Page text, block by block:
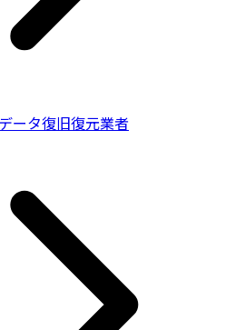
ータ復旧復元業者